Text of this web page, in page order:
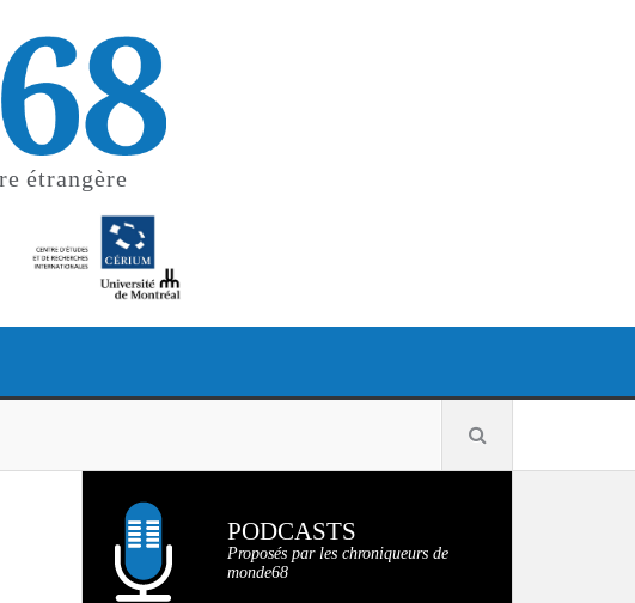
étrangère
PODCASTS
Proposés par les chroniqueurs de
monde68